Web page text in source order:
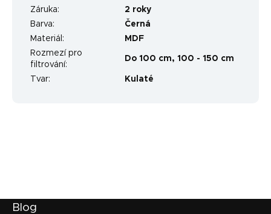
Záruka:
2 roky
Barva:
Černá
Materiál :
MDF
Rozmezí pro
filtrování:
Do 100 cm, 100 - 150 cm
Tvar: Kulaté
Blog